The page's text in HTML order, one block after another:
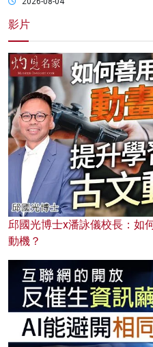
影片
邱國光博士x潘詠儀校長：如
動機？